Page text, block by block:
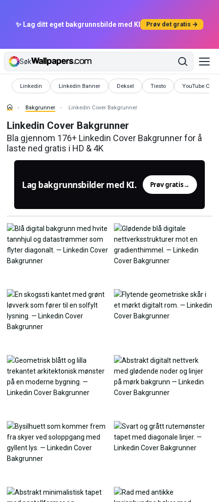
✨ Lag ditt eget bakgrunnsbilde med KI Prøv det gratis →
Søk
Linkedin
Bakgrunner Linkedin Banner
Bakgrunner Deksel
Bakgrunner Tiesto
Bakgrunner YouTube
Bakgrunner
Bakgrunner Linkedin Cover Bakgrunner
Linkedin Cover Bakgrunner
Bla gjennom 176+ Linkedin Cover Bakgrunner for å
laste ned gratis i HD & 4K
Lag bakgrunnsbilder med KI. Prøv gratis→